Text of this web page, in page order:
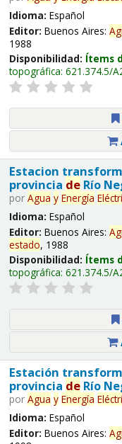
Idioma: Español
Editor: Buenos Aires:
1988
Disponibilidad: Ítems
topográfica: 621.374.5/
Estacion
provincia deRío
por Agua y Energía
Idioma: Español
Editor: Buenos Aires:
estado, 1988
Disponibilidad: Ítems
topográfica: 621.374.5/
Estación
provincia deRío
por Agua y Energía
Idioma: Español
Editor: Buenos Aires: